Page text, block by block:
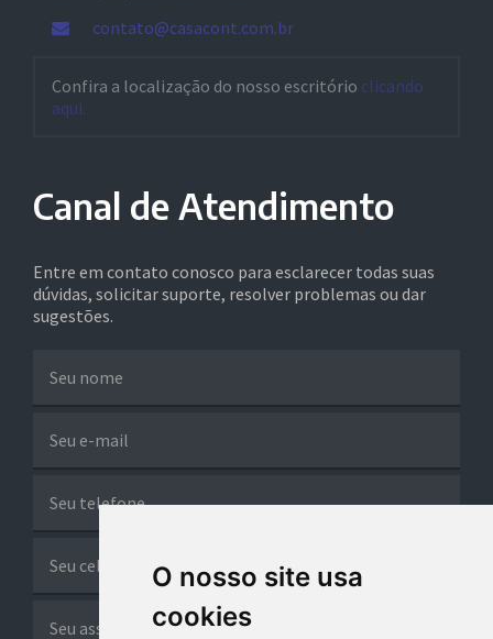
O nosso site usa
cookies
contato@casacont.com.br
Confira a localização do nosso escritório clicando
aqui.
Canal de Atendimento
Entre em contato conosco para esclarecer todas suas
dúvidas, solicitar suporte, resolver problemas ou dar
sugestões.